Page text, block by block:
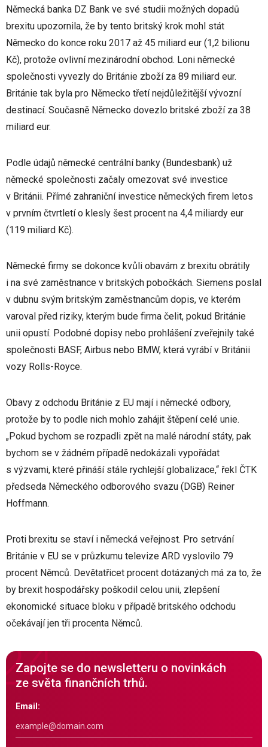
Německá banka DZ Bank ve své studii možných dopadů
brexitu upozornila, že by tento britský krok mohl stát
Německo do konce roku 2017 až 45 miliard eur (1,2 bilionu
Kč), protože ovlivní mezinárodní obchod. Loni německé
společnosti vyvezly do Británie zboží za 89 miliard eur.
Británie tak byla pro Německo třetí nejdůležitější vývozní
destinací. Současně Německo dovezlo britské zboží za 38
miliard eur.
Podle údajů německé centrální banky (Bundesbank) už
německé společnosti začaly omezovat své investice
v Británii. Přímé zahraniční investice německých firem letos
v prvním čtvrtletí o klesly šest procent na 4,4 miliardy eur
(119 miliard Kč).
Německé firmy se dokonce kvůli obavám z brexitu obrátily
i na své zaměstnance v britských pobočkách. Siemens poslal
v dubnu svým britským zaměstnancům dopis, ve kterém
varoval před riziky, kterým bude firma čelit, pokud Británie
unii opustí. Podobné dopisy nebo prohlášení zveřejnily také
společnosti BASF, Airbus nebo BMW, která vyrábí v Británii
vozy Rolls-Royce.
Obavy z odchodu Británie z EU mají i německé odbory,
protože by to podle nich mohlo zahájit štěpení celé unie.
„Pokud bychom se rozpadli zpět na malé národní státy, pak
bychom se v žádném případě nedokázali vypořádat
s výzvami, které přináší stále rychlejší globalizace,“ řekl ČTK
předseda Německého odborového svazu (DGB) Reiner
Hoffmann.
Proti brexitu se staví i německá veřejnost. Pro setrvání
Británie v EU se v průzkumu televize ARD vyslovilo 79
procent Němců. Devětatřicet procent dotázaných má za to, že
by brexit hospodářsky poškodil celou unii, zlepšení
ekonomické situace bloku v případě britského odchodu
očekávají jen tři procenta Němců.
Zapojte se do newsletteru o novinkách
ze světa finančních trhů.
Email: